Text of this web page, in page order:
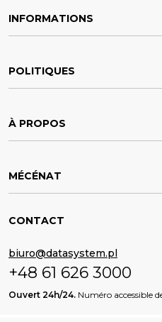
INFORMATIONS
POLITIQUES
À PROPOS
MÉCÉNAT
CONTACT
biuro@datasystem.pl
+48 61 626 3000
Ouvert 24h/24. Numéro accessible